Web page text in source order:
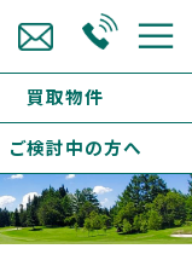
買取物件
ご検討中の方へ